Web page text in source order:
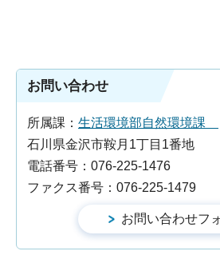
お問い合わせ
所属課： 生活環境部自然環境課
石川県金沢市鞍月1丁目1番地
電話番号：076-225-1476
ファクス番号：076-225-1479